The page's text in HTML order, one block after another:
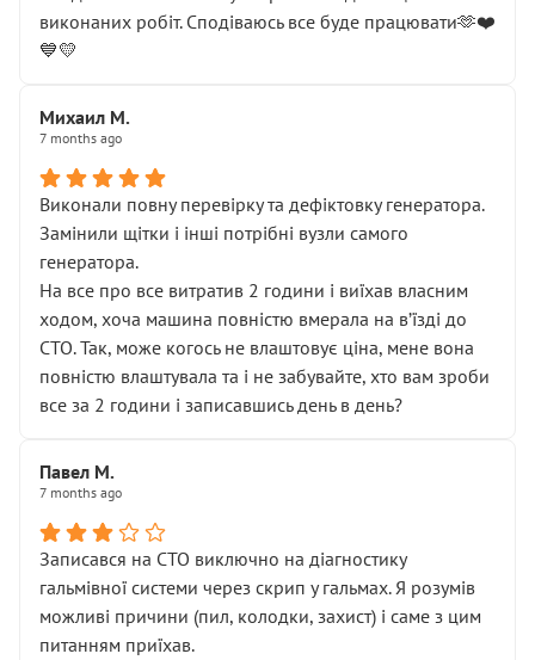
виконаних робіт. Сподіваюсь все буде працювати🫶❤️
💙💛
Михаил М.
7 months ago
Виконали повну перевірку та дефіктовку генератора.
Замінили щітки і інші потрібні вузли самого
генератора.
На все про все витратив 2 години і виїхав власним
ходом, хоча машина повністю вмерала на вʼїзді до
СТО. Так, може когось не влаштовує ціна, мене вона
повністю влаштувала та і не забувайте, хто вам зроби
все за 2 години і записавшись день в день?
Павел М.
7 months ago
Записався на СТО виключно на діагностику
гальмівної системи через скрип у гальмах. Я розумів
можливі причини (пил, колодки, захист) і саме з цим
питанням приїхав.